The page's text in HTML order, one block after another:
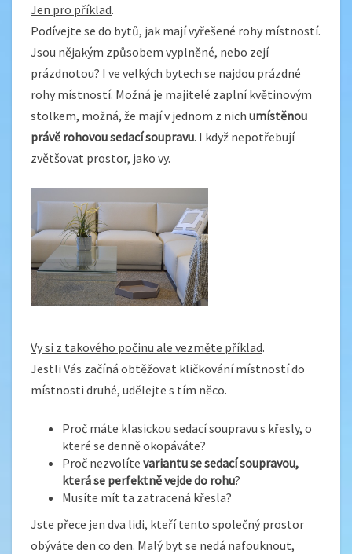
Jen pro příklad.
Podívejte se do bytů, jak mají vyřešené rohy místností.
Jsou nějakým způsobem vyplněné, nebo zejí
prázdnotou? I ve velkých bytech se najdou prázdné
rohy místností. Možná je majitelé zaplní květinovým
stolkem, možná, že mají v jednom z nich umístěnou
právě rohovou sedací soupravu. I když nepotřebují
zvětšovat prostor, jako vy.
Vy si z takového počinu ale vezměte příklad.
Jestli Vás začíná obtěžovat kličkování místností do
místnosti druhé, udělejte s tím něco.
Proč máte klasickou sedací soupravu s křesly, o
které se denně okopáváte?
Proč nezvolíte variantu se sedací soupravou,
která se perfektně vejde do rohu?
Musíte mít ta zatracená křesla?
Jste přece jen dva lidi, kteří tento společný prostor
obýváte den co den. Malý byt se nedá nafouknout,